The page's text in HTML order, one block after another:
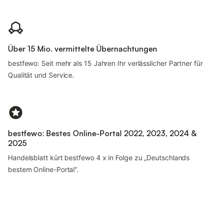
Über 15 Mio. vermittelte Übernachtungen
bestfewo: Seit mehr als 15 Jahren Ihr verlässlicher Partner für
Qualität und Service.
bestfewo: Bestes Online-Portal 2022, 2023, 2024 &
2025
Handelsblatt kürt bestfewo 4 x in Folge zu „Deutschlands
bestem Online-Portal“.